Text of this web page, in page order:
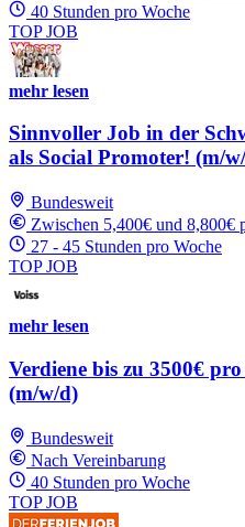
40 Stunden pro Woche
TOP JOB
mehr lesen
Sinnvoller Job in der
als Social Promoter! (m/
Bundesweit
Zwischen 5,400€ und 8,800€
27 - 45 Stunden pro Woche
TOP JOB
mehr lesen
Verdiene bis zu 3500€
(m/w/d)
Bundesweit
Nach Vereinbarung
40 Stunden pro Woche
TOP JOB